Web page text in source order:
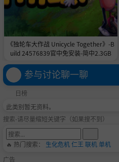
《独轮车大作战 Unicycle Together》-B
uild 24576839官中免安装-简中2.3GB
参与讨论聊一聊
日榜
此类别暂无资料。
搜索-请尽量缩短关键字（如果搜不到）
🔥 热门搜索： 生化危机仁王 联机单机
广告